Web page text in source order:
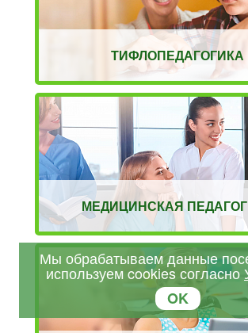
ТИФЛОПЕДАГОГИКА
МЕДИЦИНСКАЯ
Мы обрабатываем данные
используем cookies согласно
OK